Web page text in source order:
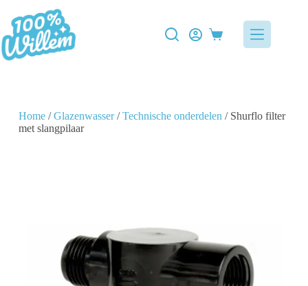
Home/Glazenwasser/Technische onderdelen / Shurflo filter
met slangpilaar